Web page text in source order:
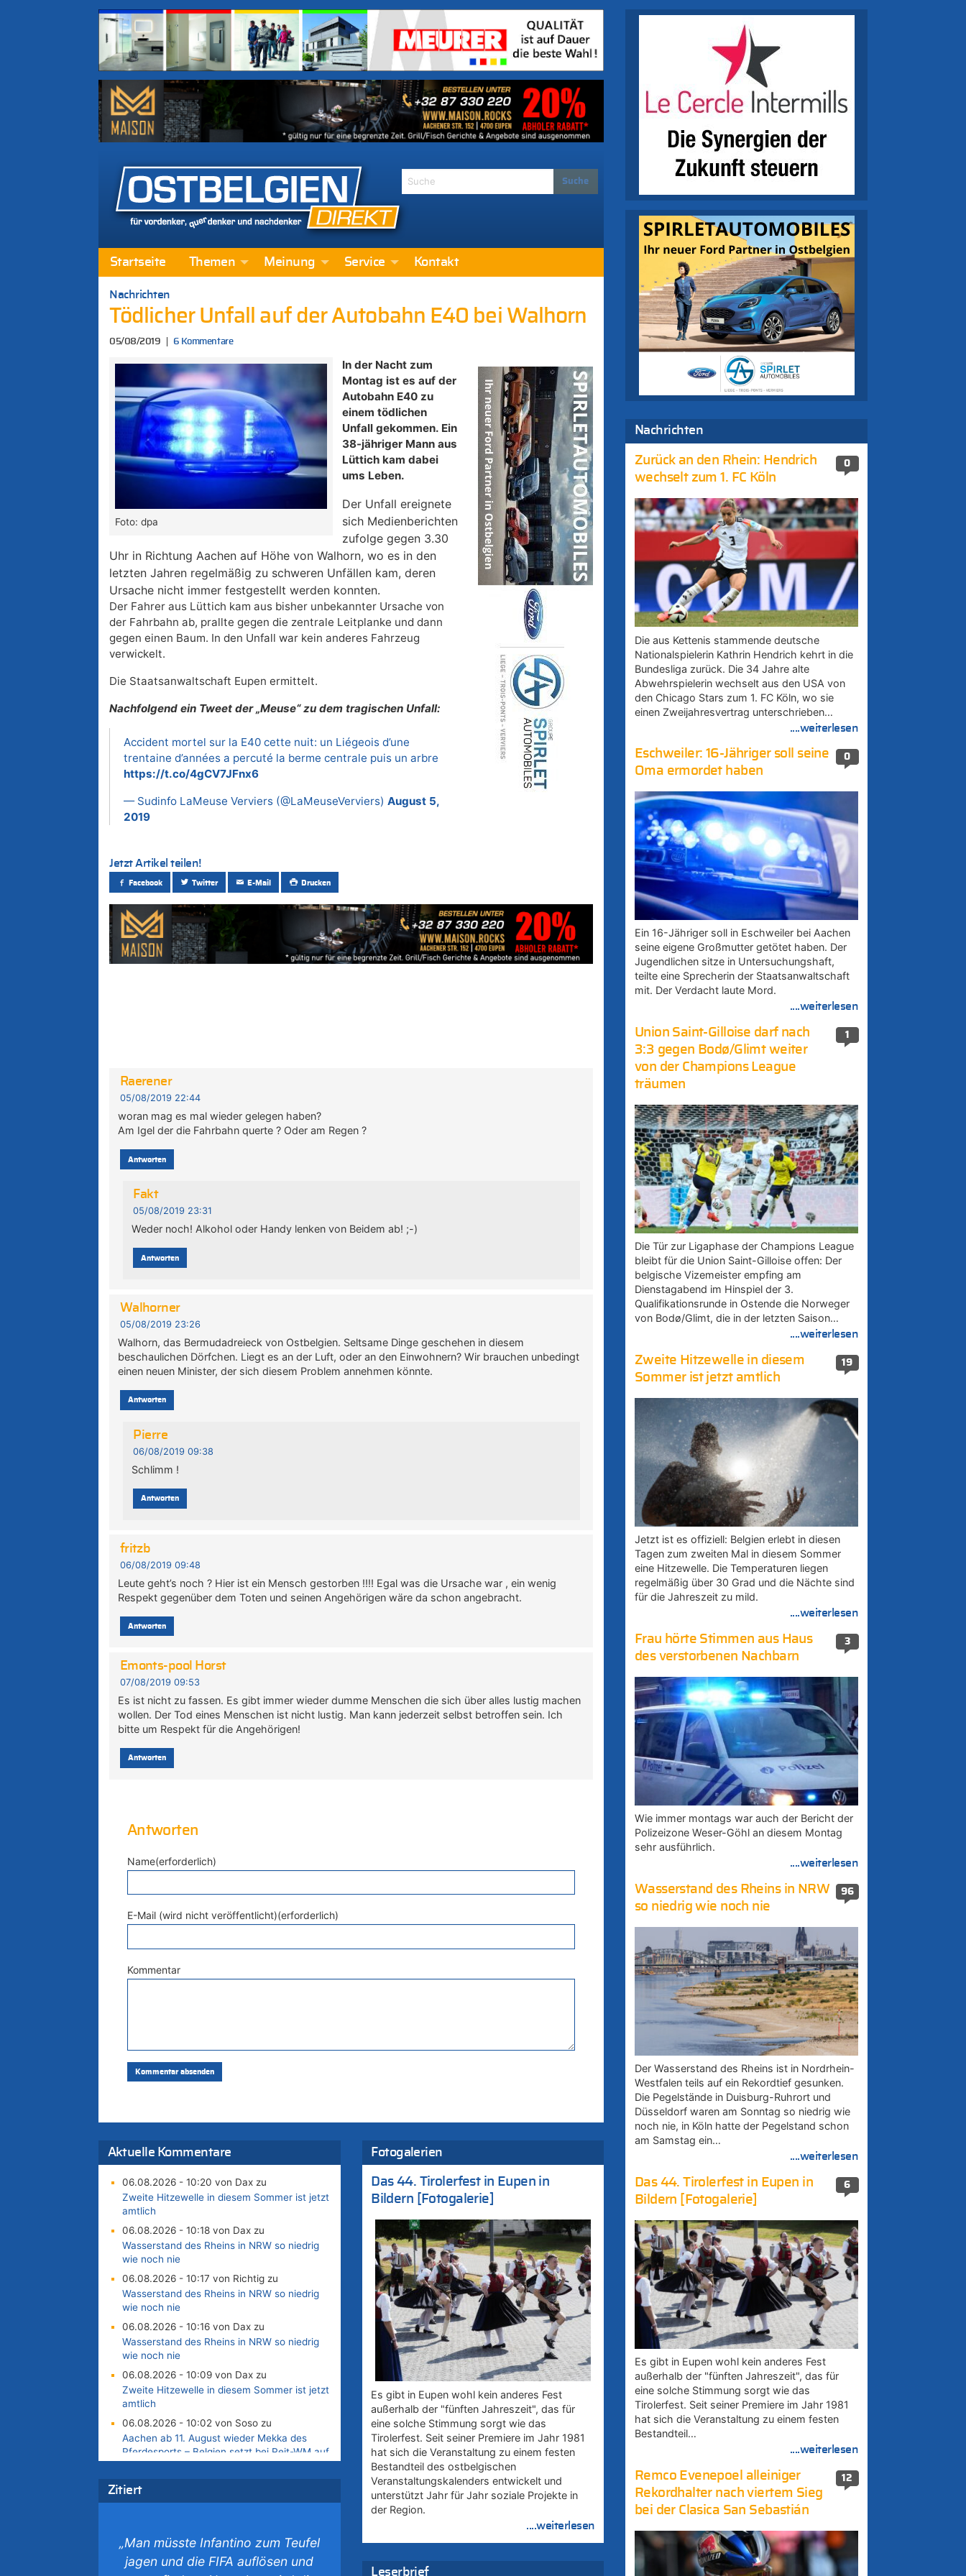
Startseite Themen Meinung Service Kontakt
Nachrichten
Tödlicher Unfall auf der Autobahn E40 bei Walhorn
05/08/2019 6 Kommentare
Foto: dpa
In der Nacht zum
Montag ist es auf der
Autobahn E40 zu
einem tödlichen
Unfall gekommen. Ein
38-jähriger Mann aus
Lüttich kam dabei
ums Leben.
Der Unfall ereignete
sich Medienberichten
zufolge gegen 3.30
Uhr in Richtung Aachen auf Höhe von Walhorn, wo es in den
letzten Jahren regelmäßig zu schweren Unfällen kam, deren
Ursache nicht immer festgestellt werden konnten.
Der Fahrer aus Lüttich kam aus bisher unbekannter Ursache von
der Fahrbahn ab, prallte gegen die zentrale Leitplanke und dann
gegen einen Baum. In den Unfall war kein anderes Fahrzeug
verwickelt.
Die Staatsanwaltschaft Eupen ermittelt.
Nachfolgend ein Tweet der „Meuse“ zu dem tragischen Unfall:
Accident mortel sur la E40 cette nuit: un Liégeois d’une
trentaine d’années a percuté la berme centrale puis un arbre
https://t.co/4gCV7JFnx6
— Sudinfo LaMeuse Verviers (@LaMeuseVerviers) August 5,
2019
Jetzt Artikel teilen!
Facebook Twitter E-Mail Drucken
Raerener
05/08/2019 22:44
woran mag es mal wieder gelegen haben?
Am Igel der die Fahrbahn querte ? Oder am Regen ?
Antworten
Fakt
05/08/2019 23:31
Weder noch! Alkohol oder Handy lenken von Beidem ab! ;-)
Antworten
Walhorner
05/08/2019 23:26
Walhorn, das Bermudadreieck von Ostbelgien. Seltsame Dinge geschehen in diesem
beschaulichen Dörfchen. Liegt es an der Luft, oder an den Einwohnern? Wir brauchen unbedingt
einen neuen Minister, der sich diesem Problem annehmen könnte.
Antworten
Pierre
06/08/2019 09:38
Schlimm !
Antworten
fritzb
06/08/2019 09:48
Leute geht’s noch ? Hier ist ein Mensch gestorben !!!! Egal was die Ursache war , ein wenig
Respekt gegenüber dem Toten und seinen Angehörigen wäre da schon angebracht.
Antworten
Emonts-pool Horst
07/08/2019 09:53
Es ist nicht zu fassen. Es gibt immer wieder dumme Menschen die sich über alles lustig machen
wollen. Der Tod eines Menschen ist nicht lustig. Man kann jederzeit selbst betroffen sein. Ich
bitte um Respekt für die Angehörigen!
Antworten
Antworten
Name(erforderlich)
E-Mail (wird nicht veröffentlicht)(erforderlich)
Kommentar
Aktuelle Kommentare
06.08.2026 - 10:20 von Dax zu
Zweite Hitzewelle in diesem Sommer ist jetzt
amtlich
06.08.2026 - 10:18 von Dax zu
Wasserstand des Rheins in NRW so niedrig
wie noch nie
06.08.2026 - 10:17 von Richtig zu
Wasserstand des Rheins in NRW so niedrig
wie noch nie
06.08.2026 - 10:16 von Dax zu
Wasserstand des Rheins in NRW so niedrig
wie noch nie
06.08.2026 - 10:09 von Dax zu
Zweite Hitzewelle in diesem Sommer ist jetzt
amtlich
06.08.2026 - 10:02 von Soso zu
Aachen ab 11. August wieder Mekka des
Pferdesports – Belgien setzt bei Reit-WM auf
06.08.2026 - 09:22 von Zuhörer zu
Wasserstand des Rheins in NRW so niedrig
wie noch nie
Zitiert
„Man müsste Infantino zum Teufel
jagen und die FIFA auflösen und
Fotogalerien
Das 44. Tirolerfest in Eupen in
Bildern [Fotogalerie]
Es gibt in Eupen wohl kein anderes Fest
außerhalb der "fünften Jahreszeit", das für
eine solche Stimmung sorgt wie das
Tirolerfest. Seit seiner Premiere im Jahr 1981
hat sich die Veranstaltung zu einem festen
Bestandteil des ostbelgischen
Veranstaltungskalenders entwickelt und
unterstützt Jahr für Jahr soziale Projekte in
der Region.
....weiterlesen
Leserbrief
Nachrichten
0
Zurück an den Rhein: Hendrich
wechselt zum 1. FC Köln
Die aus Kettenis stammende deutsche
Nationalspielerin Kathrin Hendrich kehrt in die
Bundesliga zurück. Die 34 Jahre alte
Abwehrspielerin wechselt aus den USA von
den Chicago Stars zum 1. FC Köln, wo sie
einen Zweijahresvertrag unterschrieben…
....weiterlesen
0
Eschweiler: 16-Jähriger soll seine
Oma ermordet haben
Ein 16-Jähriger soll in Eschweiler bei Aachen
seine eigene Großmutter getötet haben. Der
Jugendlichen sitze in Untersuchungshaft,
teilte eine Sprecherin der Staatsanwaltschaft
mit. Der Verdacht laute Mord.
....weiterlesen
1
Union Saint-Gilloise darf nach
3:3 gegen Bodø/Glimt weiter
von der Champions League
träumen
Die Tür zur Ligaphase der Champions League
bleibt für die Union Saint-Gilloise offen: Der
belgische Vizemeister empfing am
Dienstagabend im Hinspiel der 3.
Qualifikationsrunde in Ostende die Norweger
von Bodø/Glimt, die in der letzten Saison…
....weiterlesen
19
Zweite Hitzewelle in diesem
Sommer ist jetzt amtlich
Jetzt ist es offiziell: Belgien erlebt in diesen
Tagen zum zweiten Mal in diesem Sommer
eine Hitzewelle. Die Temperaturen liegen
regelmäßig über 30 Grad und die Nächte sind
für die Jahreszeit zu mild.
....weiterlesen
3
Frau hörte Stimmen aus Haus
des verstorbenen Nachbarn
Wie immer montags war auch der Bericht der
Polizeizone Weser-Göhl an diesem Montag
sehr ausführlich.
....weiterlesen
96
Wasserstand des Rheins in NRW
so niedrig wie noch nie
Der Wasserstand des Rheins ist in Nordrhein-
Westfalen teils auf ein Rekordtief gesunken.
Die Pegelstände in Duisburg-Ruhrort und
Düsseldorf waren am Sonntag so niedrig wie
noch nie, in Köln hatte der Pegelstand schon
am Samstag ein…
....weiterlesen
6
Das 44. Tirolerfest in Eupen in
Bildern [Fotogalerie]
Es gibt in Eupen wohl kein anderes Fest
außerhalb der "fünften Jahreszeit", das für
eine solche Stimmung sorgt wie das
Tirolerfest. Seit seiner Premiere im Jahr 1981
hat sich die Veranstaltung zu einem festen
Bestandteil…
....weiterlesen
12
Remco Evenepoel alleiniger
Rekordhalter nach viertem Sieg
bei der Clasica San Sebastián